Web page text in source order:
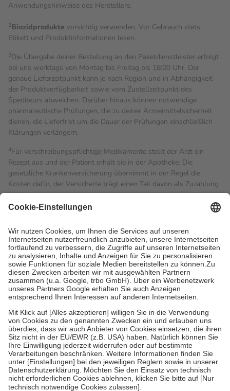
Anwendungshinweise des Herstellers.
2Biozidprodukte vorsichtig verwenden. Vor Gebrauch stets
Etikett und Produktinformationen lesen.
3Die Übergabe deiner Bestellung an den Paketdienstleister erfolgt
bei uns werktags von Montag bis Freitag bis 18:00 Uhr. Der
genaue Lieferzeitpunkt kann je nach Region und in Abhängigkeit
der Produktverfügbarkeit sowie vom Zustellzeitpunkt des
Spediteurs abweichen. Darüber hinaus können notwendige
pharmazeutische Prüfungen, die zu deiner Arzneimittelsicherheit
dienen, die Lieferfrist um die Dauer der Prüfungen einschließlich
Klärungen verlängern.
4Für verschreibungspflichtige Medikamente stellt der Arzt ein
Rezept aus und der Patient erhält sie in der Apotheke. Die
gesetzliche Krankenversicherung übernimmt in der Regel die
Kosten dafür, der Versicherte trägt einen Teil davon als Zuzahlung
mit.
Grundsätzlich leisten Mitglieder Zuzahlungen in Höhe von zehn
höchstens zehn Euro.
Es sind jedoch nie mehr als die
tatsächlichen Kosten der Leistung zu entrichten.
Diese Regeln gelten grundsätzlich auch für Online-Apotheken.
Bei Heilmitteln und häuslicher Krankenpflege beträgt die
Zuzahlung zehn Prozent der Kosten sowie zehn Euro je
Verordnung.
Um das Engagement der Versicherten für ihre eigene Gesundheit
zu stärken und die besondere Stellung der Familie zu unterstützen,
fallenkeine Zuzahlungenan bei:
• Kindern und Jugendlichen bis zum vollendeten 18. Lebensjahr
mit Ausnahme der Fahrkosten
• Untersuchungen zur Vorsorge und Früherkennung, die von der
GKV getragen werden
• empfohlenen Schutzimpfungen
• Harn- und Blutteststreifen